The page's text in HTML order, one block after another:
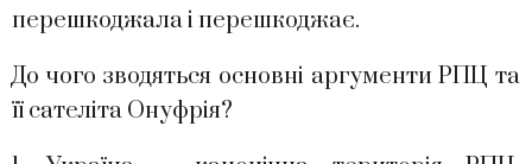
перешкоджала і перешкоджає.
До чого зводяться основні аргументи РПЦ та
її сателіта Онуфрія?